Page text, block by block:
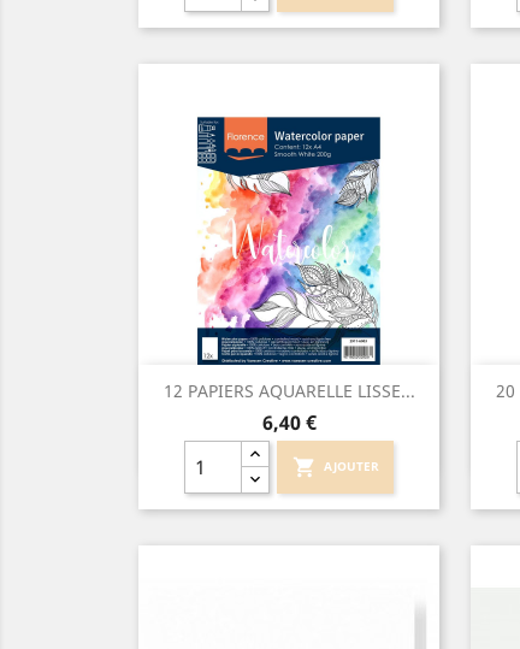
12 PAPIERS AQUARELLE LISSE...
Prix
6,40 €
shopping_cart AJOUTER
Aperçu rapide 20